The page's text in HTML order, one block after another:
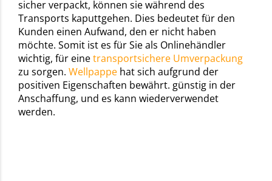
sicher verpackt, können sie während des
Transports kaputtgehen. Dies bedeutet für den
Kunden einen Aufwand, den er nicht haben
möchte. Somit ist es für Sie als Onlinehändler
wichtig, für einetransportsichere Umverpackung
zu sorgen. Wellpappe hat sich aufgrund der
positiven Eigenschaften bewährt. günstig in der
Anschaffung, und es kann wiederverwendet
werden.